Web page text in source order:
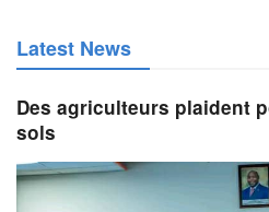
Latest News
Des agriculteurs plaident
sols